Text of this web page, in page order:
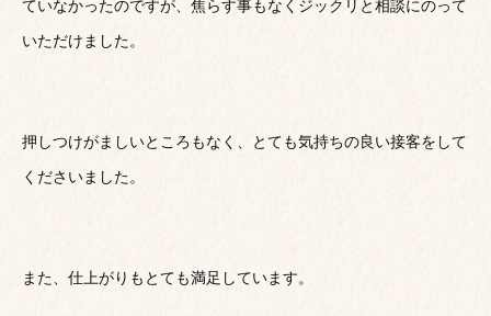
ていなかったのですが、焦らす事もなくジックリと相談にのって
いただけました。
押しつけがましいところもなく、とても気持ちの良い接客をして
くださいました。
また、仕上がりもとても満足しています。